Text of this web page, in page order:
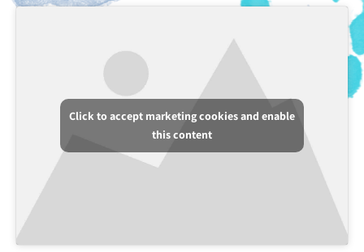
Click to accept marketing cookies and enable
this content